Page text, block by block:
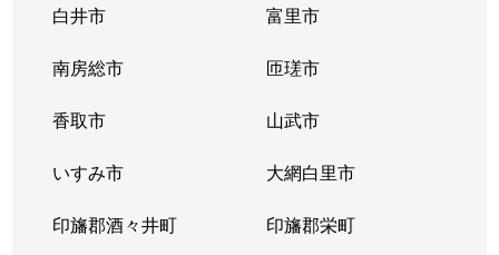
白井市 富里市
南房総市 匝瑳市
香取市 山武市
いすみ市 大網白里市
印旛郡酒々井町 印旛郡栄町